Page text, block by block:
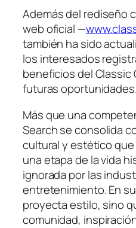
Además del rediseño
web oficial —
también ha sido
los interesados
beneficios del Classic
futuras oportunidades.
Más que una
Search se consolida
cultural y estético que
una etapa de la vida
ignorada por las
entretenimiento. En
proyecta estilo, sino
comunidad,